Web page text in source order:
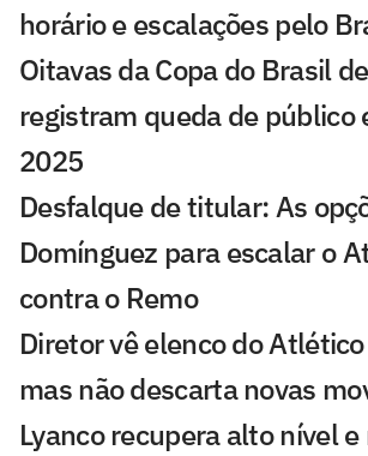
horário e escalações pelo
Oitavas da Copa do Brasil
registram queda de público
2025
Desfalque de titular: As
Domínguez para escalar o
contra o Remo
Diretor vê elenco do
mas não descarta novas
Lyanco recupera alto nível